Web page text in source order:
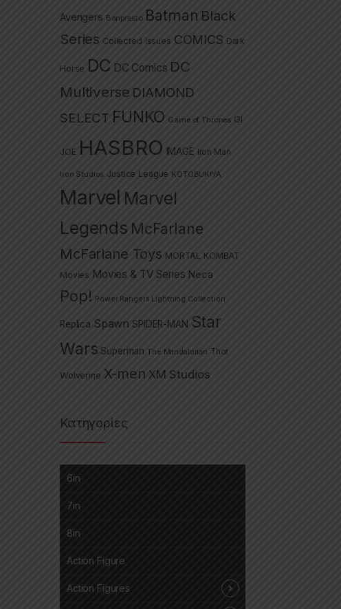
Avengers Banpresto Batman Black
Series Collected Issues COMICS Dark
Horse DC DC Comics DC
Multiverse DIAMOND
SELECT FUNKO Game of Thrones GI
JOE HASBRO IMAGE Iron Man
Iron Studios Justice League KOTOBUKIYA
Marvel Marvel
Legends McFarlane
McFarlane Toys MORTAL KOMBAT
Movies Movies & TV Series Neca
Pop! Power Rangers Lightning Collection
Replica Spawn SPIDER-MAN Star
Wars Superman The Mandalorian Thor
Wolverine X-men XM Studios
Κατηγορίες
6in
7in
8in
Action Figure
Action Figures